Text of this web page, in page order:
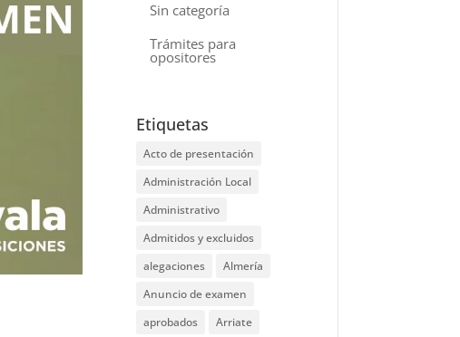
Sin categoría
Trámites para
opositores
Etiquetas
Acto de presentación
Administración Local
Administrativo
Admitidos y excluidos
alegaciones
Almería
Anuncio de examen
aprobados
Arriate